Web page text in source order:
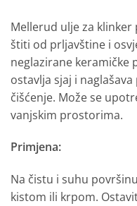
Mellerud ulje za
štiti od prljavštine i
neglazirane keramičke
ostavlja sjaj i
čišćenje. Može se
vanjskim prostorima.
Primjena:
Na čistu i suhu
kistom ili krpom.